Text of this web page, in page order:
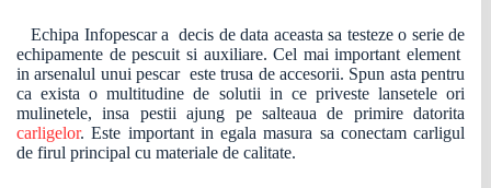
Echipa Infopescar a decis de data aceasta sa testeze o serie de
echipamente de pescuit si auxiliare. Cel mai important element
in arsenalul unui pescar este trusa de accesorii. Spun asta pentru
ca exista o multitudine de solutii in ce priveste lansetele ori
mulinetele, insa pestii ajung pe salteaua de primire datorita
carligelor. Este important in egala masura sa conectam carligul
de firul principal cu materiale de calitate.